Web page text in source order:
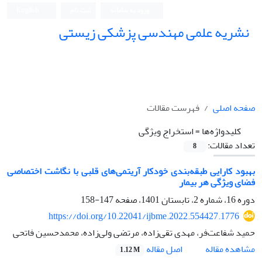
نشریه علمی مهندسی پزشکی زیستی
صفحه اصلی
فهرست مقالات
کلیدواژه‌ها =استخراج ویژگی
تعداد مقالات:
8
بهبود کارایی طبقه‌بندی خودکار آریتمی‌های قلبی با نگاشت اختصاصی
فضای ویژگی هر بیمار
دوره 16، شماره 2، تابستان 1401، صفحه
147-158
https://doi.org/10.22041/ijbme.2022.554427.1776
حمید شفاعت‌فر، مهدی تقی‌زاده، مرتضی ولی‌زاده، محمدحسین فاتحی
مشاهده مقاله
اصل مقاله 1.12 M